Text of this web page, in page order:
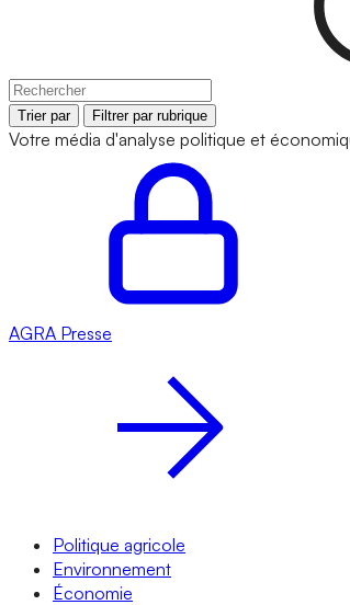
Trier par Filtrer par rubrique
Votre média d'analyse politique et
AGRA Presse
Politique agricole
Environnement
Économie